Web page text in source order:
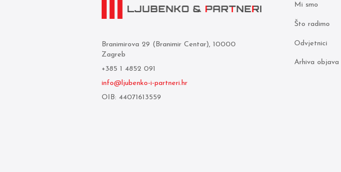
Branimirova 29 (Branimir Centar), 10000
Zagreb
+385 1 4852 091
info@ljubenko-i-partneri.hr
OIB: 44071613559
Mi smo
Što radimo
Odvjetnici
Arhiva objava